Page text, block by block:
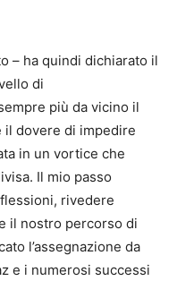
– ha quindi dichiarato il
di
più da vicino il
dovere di impedire
in un vortice che
Il mio passo
rivedere
il nostro percorso di
l’assegnazione da
e i numerosi successi